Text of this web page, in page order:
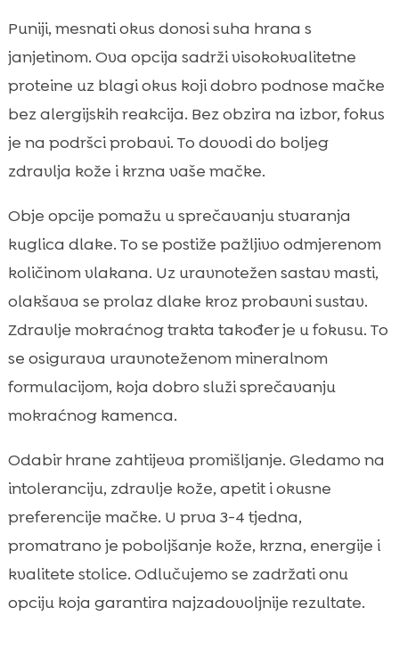
Puniji, mesnati okus donosi suha hrana s
janjetinom. Ova opcija sadrži visokokvalitetne
proteine uz blagi okus koji dobro podnose mačke
bez alergijskih reakcija. Bez obzira na izbor, fokus
je na podršci probavi. To dovodi do boljeg
zdravlja kože i krzna vaše mačke.
Obje opcije pomažu u sprečavanju stvaranja
kuglica dlake. To se postiže pažljivo odmjerenom
količinom vlakana. Uz uravnotežen sastav masti,
olakšava se prolaz dlake kroz probavni sustav.
Zdravlje mokraćnog trakta također je u fokusu. To
se osigurava uravnoteženom mineralnom
formulacijom, koja dobro služi sprečavanju
mokraćnog kamenca.
Odabir hrane zahtijeva promišljanje. Gledamo na
intoleranciju, zdravlje kože, apetit i okusne
preferencije mačke. U prva 3-4 tjedna,
promatrano je poboljšanje kože, krzna, energije i
kvalitete stolice. Odlučujemo se zadržati onu
opciju koja garantira najzadovoljnije rezultate.